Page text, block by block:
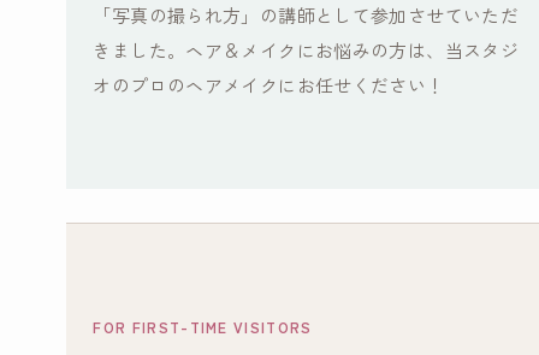
「写真の撮られ方」の講師として参加させていただ
きました。ヘア＆メイクにお悩みの方は、当スタジ
オのプロのヘアメイクにお任せください！
FOR FIRST-TIME VISITORS